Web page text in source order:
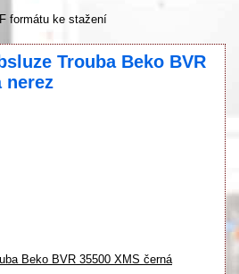
formátu ke stažení
Trouba Beko BVR
nerez
Beko BVR 35500 XMS černá